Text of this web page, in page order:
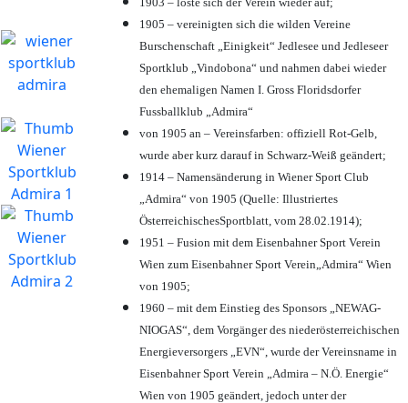
1905 – vereinigten sich die wilden Vereine
Burschenschaft „Einigkeit“ Jedlesee und Jedleseer
Sportklub „Vindobona“ und nahmen dabei wieder
den ehemaligen Namen I. Gross Floridsdorfer
Fussballklub „Admira“
von 1905 an – Vereinsfarben: offiziell Rot-Gelb,
wurde aber kurz darauf in Schwarz-Weiß geändert;
1914 – Namensänderung in Wiener Sport Club
„Admira“ von 1905 (Quelle: Illustriertes
ÖsterreichischesSportblatt, vom 28.02.1914);
1951 – Fusion mit dem Eisenbahner Sport Verein
Wien zum Eisenbahner Sport Verein„Admira“ Wien
von 1905;
1960 – mit dem Einstieg des Sponsors „NEWAG-
NIOGAS“, dem Vorgänger des niederösterreichischen
Energieversorgers „EVN“, wurde der Vereinsname in
Eisenbahner Sport Verein „Admira – N.Ö. Energie“
Wien von 1905 geändert, jedoch unter der